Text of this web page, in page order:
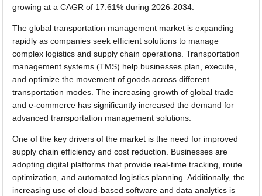
growing at a CAGR of 17.61% during 2026-2034.
The global transportation management market is expanding
rapidly as companies seek efficient solutions to manage
complex logistics and supply chain operations. Transportation
management systems (TMS) help businesses plan, execute,
and optimize the movement of goods across different
transportation modes. The increasing growth of global trade
and e-commerce has significantly increased the demand for
advanced transportation management solutions.
One of the key drivers of the market is the need for improved
supply chain efficiency and cost reduction. Businesses are
adopting digital platforms that provide real-time tracking, route
optimization, and automated logistics planning. Additionally, the
increasing use of cloud-based software and data analytics is